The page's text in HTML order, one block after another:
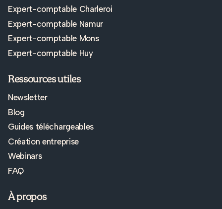
Expert-comptable Charleroi
Expert-comptable Namur
Expert-comptable Mons
Expert-comptable Huy
Ressources utiles
Newsletter
Blog
Guides téléchargeables
Création entreprise
Webinars
FAQ
À propos